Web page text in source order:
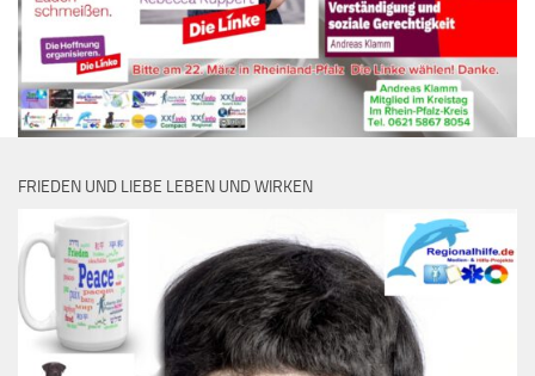
FRIEDEN UND LIEBE LEBEN UND WIRKEN